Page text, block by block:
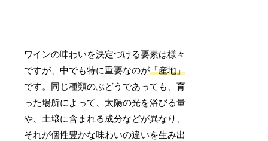
ワインの味わいを決定づける要素は様々
ですが、中でも特に重要なのが「産地」
です。同じ種類のぶどうであっても、育
った場所によって、太陽の光を浴びる量
や、土壌に含まれる成分などが異なり、
それが個性豊かな味わいの違いを生み出